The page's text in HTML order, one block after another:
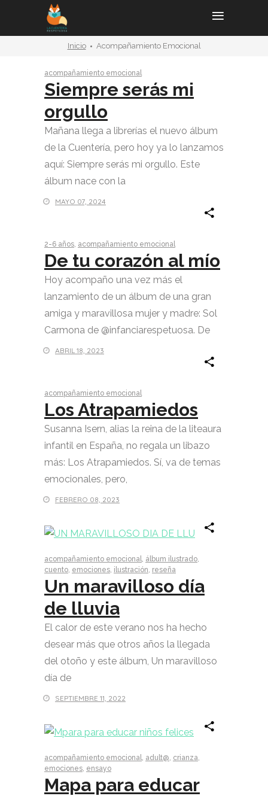
Inicio Acompañamiento Emocional
acompañamiento emocional
Siempre serás mi
orgullo
Mañana llega a librerías el nuevo álbum
de la Cuentería, pero hoy ya lo lanzamos
aquí: Siempre serás mi orgullo. Este
álbum nace con la
MAYO 07, 2024
2-6 años, acompañamiento emocional
De tu corazón al mío
Hoy acompaño una vez más el
lanzamiento de un álbum de una gran
amiga y maravillosa mujer y madre: Sol
Carmona de @infanciarespetuosa. De
ABRIL 18, 2023
acompañamiento emocional
Los Atrapamiedos
Susanna Isern, alias la reina de la liteaura
infantil en España, no regala un libazo
más: Los Atrapamiedos. Sí, va de temas
emocionales, pero,
FEBRERO 08, 2023
acompañamiento emocional, álbum ilustrado,
cuento, emociones, ilustración, reseña
Un maravilloso día
de lluvia
El calor de este verano nos ha hecho
desear más que otros años la llegada
del otoño y este álbum, Un maravilloso
día de
SEPTIEMBRE 11, 2022
acompañamiento emocional, adult@, crianza,
emociones, ensayo
Mapa para educar